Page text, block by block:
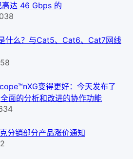
达 46 Gbps 的
什么？与Cat5、Cat6、Cat7网线
变得更好：今天发布了
面的分析和改进的协作功能
分销部分产品涨价通知